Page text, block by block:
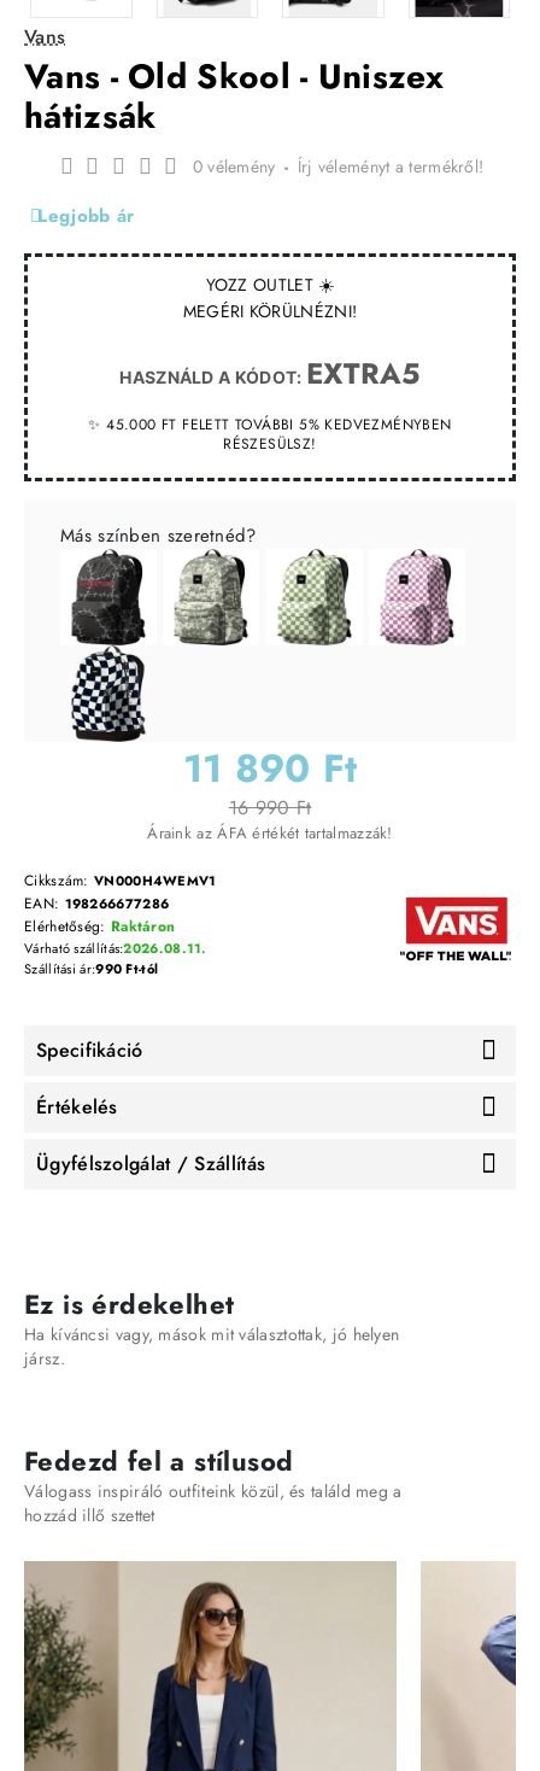
Vans
Vans - Old Skool - Uniszex
hátizsák
YOZZ OUTLET ☀️
MEGÉRI KÖRÜLNÉZNI!
HASZNÁLD A KÓDOT: EXTRA5
✨ 45.000 FT FELETT TOVÁBBI 5% KEDVEZMÉNYBEN
RÉSZESÜLSZ!
Legjobb ár
0 vélemény - Írj véleményt a termékről!
11 890 Ft
16 990 Ft
Áraink az ÁFA értékét tartalmazzák!
Cikkszám: VN000H4WEMV1
EAN: 198266677286
Elérhetőség: Raktáron
Várható szállítás:2026.08.11.
Szállítási ár:990 Ft-tól
Más színben szeretnéd?
Specifikáció
Értékelés
Ügyfélszolgálat / Szállítás
Ez is érdekelhet
Ha kíváncsi vagy, mások mit választottak, jó helyen
jársz.
Fedezd fel a stílusod
Válogass inspiráló outfiteink közül, és találd meg a
hozzád illő szettet